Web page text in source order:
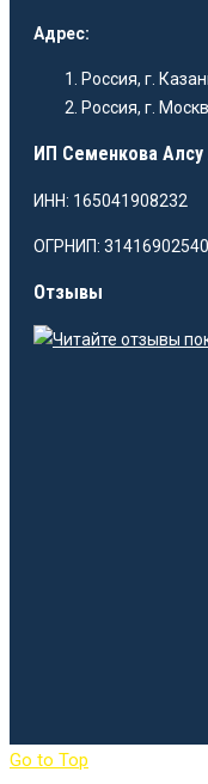
Адрес:
Россия, г.
Россия, г.
ИП Семенкова Алсу
ИНН: 165041908232
ОГРНИП:
Отзывы
Go to Top